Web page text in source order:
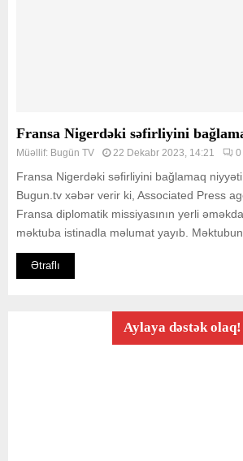
Fransa Nigerdəki səfirliyini
Müəllif: Bugün TV 22 Dekabr 2023, 14:21 0
Fransa Nigerdəki səfirliyini bağlamaq
Bugun.tv xəbər verir ki, Associated Press
Fransa diplomatik missiyasının yerli
məktuba istinadla məlumat yayıb. Məktubun
Ətraflı
Aylaya dəstək olaq!